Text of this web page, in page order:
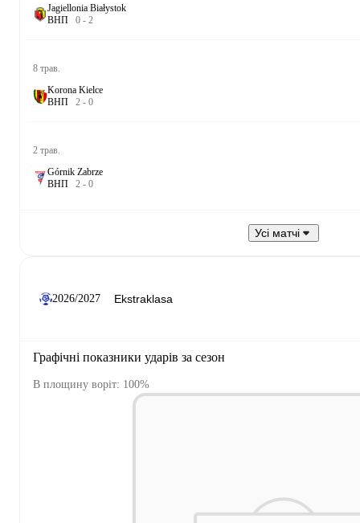
Jagiellonia Białystok
ВНП 0 - 2
8 трав.
Korona Kielce
ВНП 2 - 0
2 трав.
Górnik Zabrze
ВНП 2 - 0
Усі матчі
2026/2027
Графічні показники ударів за сезон
В площину воріт: 100%